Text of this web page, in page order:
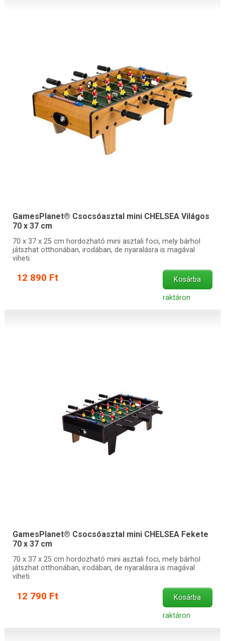
GamesPlanet® Csocsóasztal mini CHELSEA Világos
70 x 37 cm
70 x 37 x 25 cm hordozható mini asztali foci, mely bárhol
játszhat otthonában, irodában, de nyaralásra is magával
viheti.
12 890 Ft Kosárba
raktáron
GamesPlanet® Csocsóasztal mini CHELSEA Fekete
70 x 37 cm
70 x 37 x 25 cm hordozható mini asztali foci, mely bárhol
játszhat otthonában, irodában, de nyaralásra is magával
viheti.
12 790 Ft Kosárba
raktáron